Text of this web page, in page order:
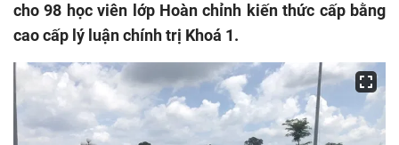
cho 98 học viên lớp Hoàn chỉnh kiến thức cấp bằng
cao cấp lý luận chính trị Khoá 1.